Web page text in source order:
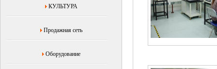
КУЛЬТУРА
Продажная сеть
Оборудование